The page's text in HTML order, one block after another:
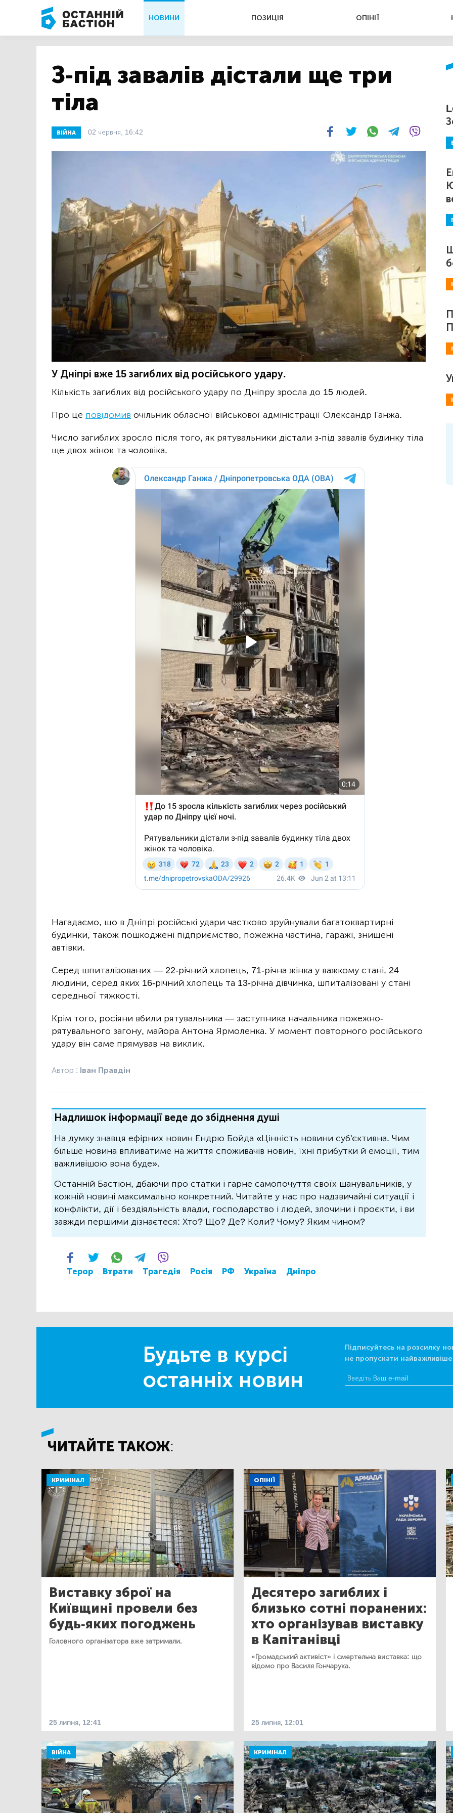
НОВИНИ ПОЗИЦІЯ ОПІНІЇ
З-під завалів дістали ще три
тіла
ВІЙНА 02 червня, 16:42
У Дніпрі вже 15 загиблих від російського удару.
Кількість загиблих від російського удару по Дніпру зросла до 15 людей.
Про це повідомив очільник обласної військової адміністрації Олександр Ганжа.
Число загиблих зросло після того, як рятувальники дістали з-під завалів будинку тіла
ще двох жінок та чоловіка.
Нагадаємо, що в Дніпрі російські удари частково зруйнували багатоквартирні
будинки, також пошкоджені підприємство, пожежна частина, гаражі, знищені
автівки.
Серед шпиталізованих — 22-річний хлопець, 71-річна жінка у важкому стані. 24
людини, серед яких 16-річний хлопець та 13-річна дівчинка, шпиталізовані у стані
середньої тяжкості.
Крім того, росіяни вбили рятувальника — заступника начальника пожежно-
рятувального загону, майора Антона Ярмоленка. У момент повторного російського
удару він саме прямував на виклик.
Автор : Іван Правдін
Надлишок інформації веде до збіднення душі
На думку знавця ефірних новин Ендрю Бойда «Цінність новини суб'єктивна. Чим
більше новина впливатиме на життя споживачів новин, їхні прибутки й емоції, тим
важливішою вона буде».
Останній Бастіон, дбаючи про статки і гарне самопочуття своїх шанувальників, у
кожній новині максимально конкретний. Читайте у нас про надзвичайні ситуації і
конфлікти, дії і бездіяльність влади, господарство і людей, злочини і проєкти, і ви
завжди першими дізнаєтеся: Хто? Що? Де? Коли? Чому? Яким чином?
Терор Втрати Трагедія Росія РФ Україна Дніпро
Будьте в курсі
останніх новин
Підписуйтесь на розсилку
не пропускати найважливіше
ЧИТАЙТЕ ТАКОЖ:
КРИМІНАЛ
Виставку зброї на
Київщині провели без
будь-яких погоджень
Головного організатора вже затримали.
25 липня, 12:41
ОПІНІЇ
Десятеро загиблих і
близько сотні поранених:
хто організував виставку
в Капітанівці
«Громадський активіст» і смертельна виставка: що
відомо про Василя Гончарука.
25 липня, 12:01
ВІЙНА КРИМІНАЛ